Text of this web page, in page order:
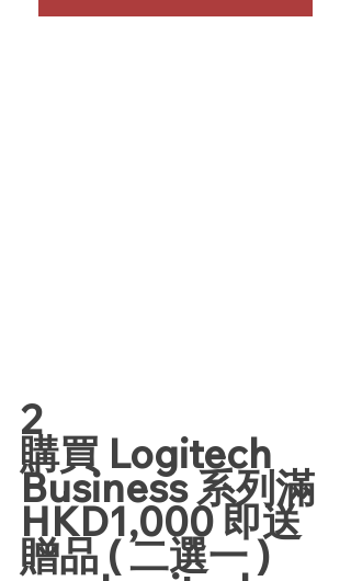
2
購買 Logitech
Business 系列滿
HKD1,000 即送
贈品 ( 二選一 )